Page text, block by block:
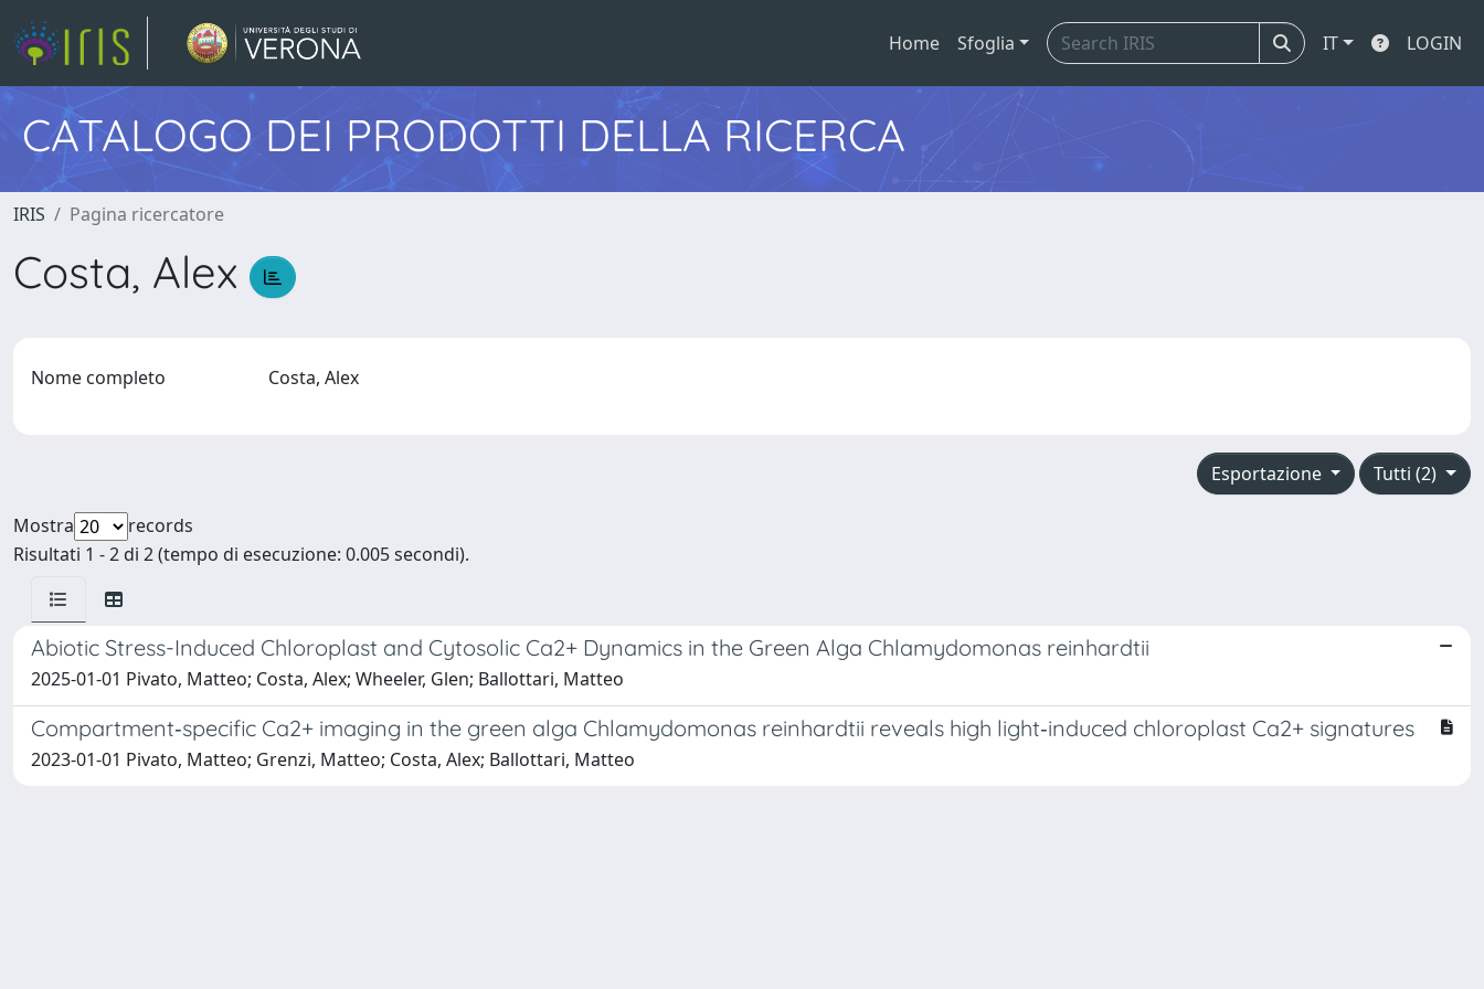
Home Sfoglia IT LOGIN
CATALOGO DEI PRODOTTI DELLA RICERCA
IRIS Pagina ricercatore
Costa, Alex
Nome completo Costa, Alex
Tutti (2)
Esportazione
Mostra
records
Risultati 1 - 2 di 2 (tempo di esecuzione: 0.005 secondi).
Abiotic Stress-Induced Chloroplast and Cytosolic Ca2+ Dynamics in the Green Alga Chlamydomonas reinhardtii
2025-01-01 Pivato, Matteo; Costa, Alex; Wheeler, Glen; Ballottari, Matteo
Compartment‐specific Ca2+ imaging in the green alga Chlamydomonas reinhardtii reveals high light‐induced chloroplast Ca2+ signatures
2023-01-01 Pivato, Matteo; Grenzi, Matteo; Costa, Alex; Ballottari, Matteo